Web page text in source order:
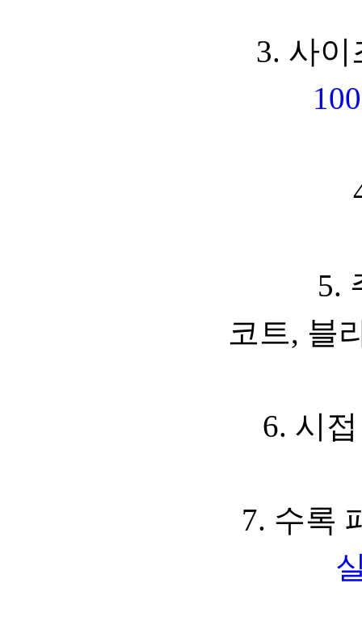
3. 사
5.
코트, 블
6. 시
7. 수록